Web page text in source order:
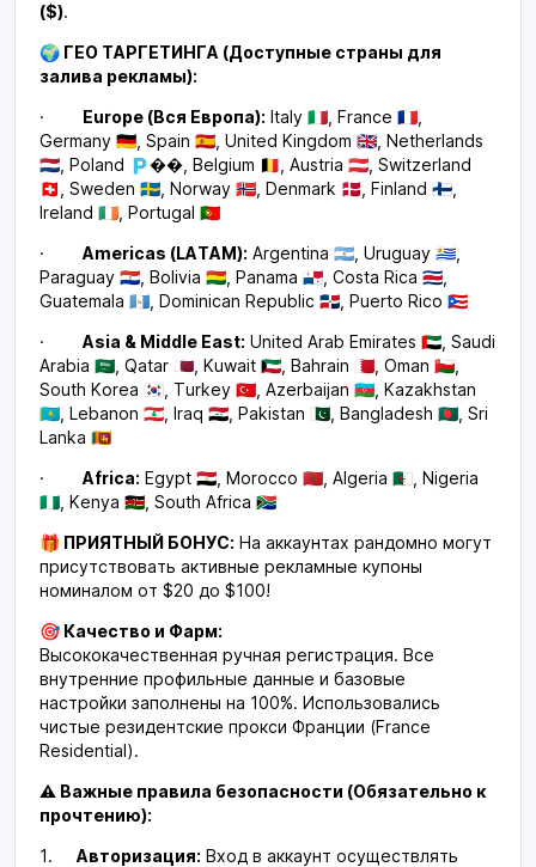
($).
🌍 ГЕО ТАРГЕТИНГА (Доступные страны для
залива рекламы):
·
Europe (Вся Европа): Italy 🇮🇹, France 🇫🇷,
Germany 🇩🇪, Spain 🇪🇸, United Kingdom 🇬🇧, Netherlands
🇳🇱, Poland 🇵��, Belgium 🇧🇪, Austria 🇦🇹, Switzerland
🇨🇭, Sweden 🇸🇪, Norway 🇳🇴, Denmark 🇩🇰, Finland 🇫🇮,
Ireland 🇮🇪, Portugal 🇵🇹
·
Americas (LATAM): Argentina 🇦🇷, Uruguay 🇺🇾,
Paraguay 🇵🇾, Bolivia 🇧🇴, Panama 🇵🇦, Costa Rica 🇨🇷,
Guatemala 🇬🇹, Dominican Republic 🇩🇴, Puerto Rico 🇵🇷
·
Asia & Middle East: United Arab Emirates 🇦🇪, Saudi
Arabia 🇸🇦, Qatar 🇶🇦, Kuwait 🇰🇼, Bahrain 🇧🇭, Oman 🇴🇲,
South Korea 🇰🇷, Turkey 🇹🇷, Azerbaijan 🇦🇿, Kazakhstan
🇰🇿, Lebanon 🇱🇧, Iraq 🇮🇶, Pakistan 🇵🇰, Bangladesh 🇧🇩, Sri
Lanka 🇱🇰
·
Africa: Egypt 🇪🇬, Morocco 🇲🇦, Algeria 🇩🇿, Nigeria
🇳🇬, Kenya 🇰🇪, South Africa 🇿🇦
🎁 ПРИЯТНЫЙ БОНУС: На аккаунтах рандомно могут
присутствовать активные рекламные купоны
номиналом от $20 до $100!
🎯 Качество и Фарм:
Высококачественная ручная регистрация. Все
внутренние профильные данные и базовые
настройки заполнены на 100%. Использовались
чистые резидентские прокси Франции (France
Residential).
⚠️ Важные правила безопасности (Обязательно к
прочтению):
1.
Авторизация: Вход в аккаунт осуществлять